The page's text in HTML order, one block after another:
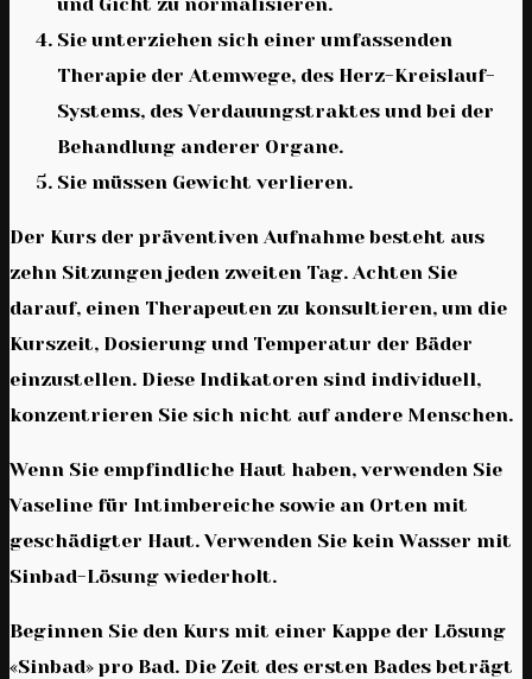
Sie unterziehen sich einer umfassenden
Therapie der Atemwege, des Herz-Kreislauf-
Systems, des Verdauungstraktes und bei der
Behandlung anderer Organe.
Sie müssen Gewicht verlieren.
Der Kurs der präventiven Aufnahme besteht aus
zehn Sitzungen jeden zweiten Tag. Achten Sie
darauf, einen Therapeuten zu konsultieren, um die
Kurszeit, Dosierung und Temperatur der Bäder
einzustellen. Diese Indikatoren sind individuell,
konzentrieren Sie sich nicht auf andere Menschen.
Wenn Sie empfindliche Haut haben, verwenden Sie
Vaseline für Intimbereiche sowie an Orten mit
geschädigter Haut. Verwenden Sie kein Wasser mit
Sinbad-Lösung wiederholt.
Beginnen Sie den Kurs mit einer Kappe der Lösung
«Sinbad» pro Bad. Die Zeit des ersten Bades beträgt